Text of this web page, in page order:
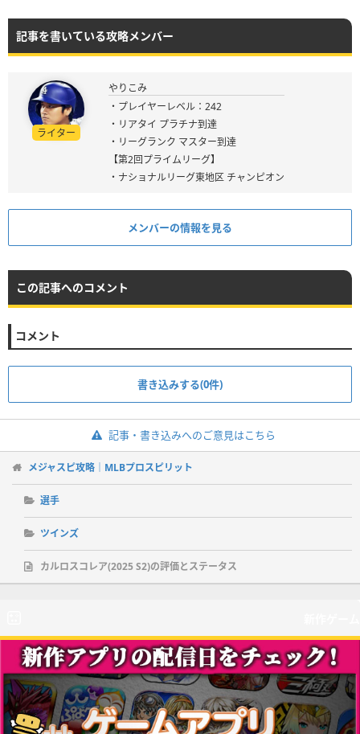
記事を書いている攻略メンバー
ライター
やりこみ
・プレイヤーレベル：242
・リアタイ プラチナ到達
・リーグランク マスター到達
【第2回プライムリーグ】
・ナショナルリーグ東地区 チャンピオン
メンバーの情報を見る
この記事へのコメント
コメント
書き込みする(0件)
記事・書き込みへのご意見はこちら
メジャスピ攻略｜MLBプロスピリット
選手
ツインズ
カルロスコレア(2025 S2)の評価とステータス